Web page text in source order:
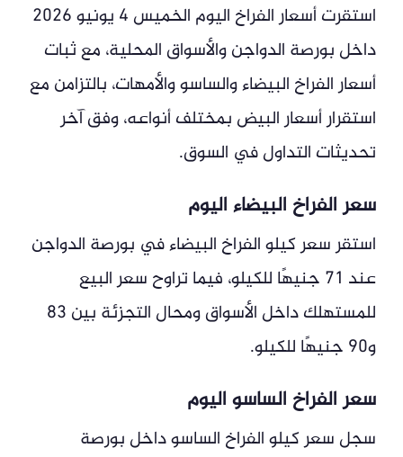
استقرت أسعار الفراخ اليوم الخميس 4 يونيو 2026
داخل بورصة الدواجن والأسواق المحلية، مع ثبات
أسعار الفراخ البيضاء والساسو والأمهات، بالتزامن مع
استقرار أسعار البيض بمختلف أنواعه، وفق آخر
تحديثات التداول في السوق.
سعر الفراخ البيضاء اليوم
استقر سعر كيلو الفراخ البيضاء في بورصة الدواجن
عند 71 جنيهًا للكيلو، فيما تراوح سعر البيع
للمستهلك داخل الأسواق ومحال التجزئة بين 83
و90 جنيهًا للكيلو.
سعر الفراخ الساسو اليوم
سجل سعر كيلو الفراخ الساسو داخل بورصة